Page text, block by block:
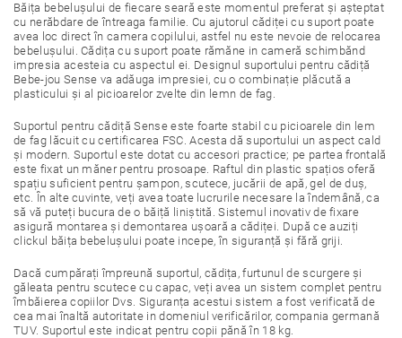
Băița bebelușului de fiecare seară este momentul preferat și așteptat
cu nerăbdare de întreaga familie. Cu ajutorul cădiței cu suport poate
avea loc direct în camera copilului, astfel nu este nevoie de relocarea
bebelușului. Cădița cu suport poate rămăne in cameră schimbănd
impresia acesteia cu aspectul ei. Designul suportului pentru cădiță
Bebe-jou Sense va adăuga impresiei, cu o combinație plăcută a
plasticului și al picioarelor zvelte din lemn de fag.
Suportul pentru cădiță Sense este foarte stabil cu picioarele din lem
de fag lăcuit cu certificarea FSC. Acesta dă suportului un aspect cald
și modern. Suportul este dotat cu accesori practice; pe partea frontală
este fixat un măner pentru prosoape. Raftul din plastic spațios oferă
spațiu suficient pentru șampon, scutece, jucării de apă, gel de duș,
etc. În alte cuvinte, veți avea toate lucrurile necesare la îndemână, ca
să vă puteți bucura de o băiță liniștită. Sistemul inovativ de fixare
asigură montarea și demontarea ușoară a cădiței. După ce auziți
clickul băița bebelușului poate incepe, în siguranță și fără griji.
Dacă cumpărați împreună suportul, cădița, furtunul de scurgere și
găleata pentru scutece cu capac, veți avea un sistem complet pentru
îmbăierea copiilor Dvs. Siguranța acestui sistem a fost verificată de
cea mai înaltă autoritate in domeniul verificărilor, compania germană
TUV. Suportul este indicat pentru copii pănă în 18 kg.